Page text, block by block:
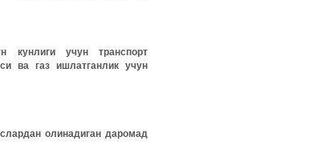
кунлиги учун
транспорт
ва газ ишлатганлик учун
олинадиган даромад